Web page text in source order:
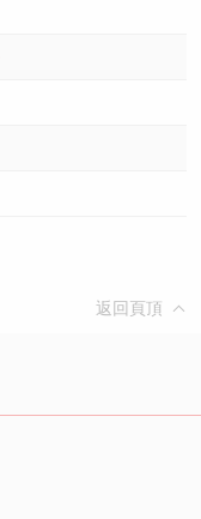
返回頁頂